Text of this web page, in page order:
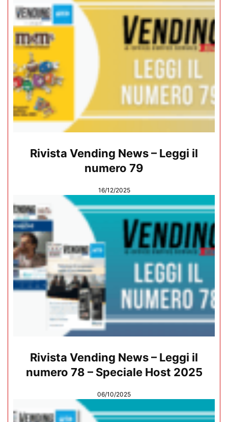
Rivista Vending News – Leggi il
numero 79
16/12/2025
Rivista Vending News – Leggi il
numero 78 – Speciale Host 2025
06/10/2025